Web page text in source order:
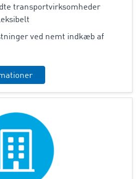
transportvirksomheder
ved nemt indkæb af